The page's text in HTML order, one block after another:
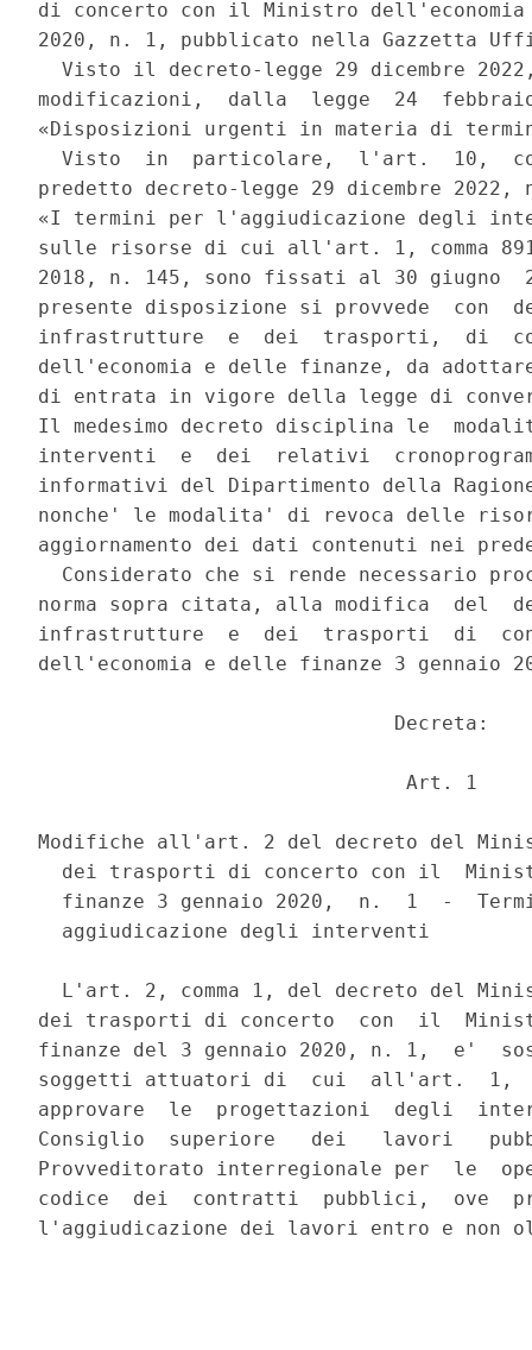
di concerto con il Ministro
2020, n. 1, pubblicato nella Gazzetta
Visto il decreto-legge 29 dicembre
modificazioni,  dalla  legge  24
«Disposizioni urgenti in materia di
Visto  in  particolare,  l'art.  10,
predetto decreto-legge 29 dicembre
«I termini per l'aggiudicazione degli
sulle risorse di cui all'art. 1, comma
2018, n. 145, sono fissati al 30 giugno
presente disposizione si provvede  con
infrastrutture  e  dei  trasporti,  di
dell'economia e delle finanze, da
di entrata in vigore della legge di
Il medesimo decreto disciplina le
interventi  e  dei  relativi
informativi del Dipartimento della
nonche' le modalita' di revoca delle
aggiornamento dei dati contenuti nei
Considerato che si rende necessario
norma sopra citata, alla modifica  del
infrastrutture  e  dei  trasporti  di
dell'economia e delle finanze 3 gennaio
                              Decreta:
                               Art. 1
Modifiche all'art. 2 del decreto del
dei trasporti di concerto con il
finanze 3 gennaio 2020,  n.  1  -
  aggiudicazione degli interventi
L'art. 2, comma 1, del decreto del
dei trasporti di concerto  con  il
finanze del 3 gennaio 2020, n. 1,  e'
soggetti attuatori di  cui  all'art.  1,
approvare  le  progettazioni  degli
Consiglio  superiore   dei   lavori
Provveditorato interregionale per  le
codice  dei  contratti  pubblici,  ove